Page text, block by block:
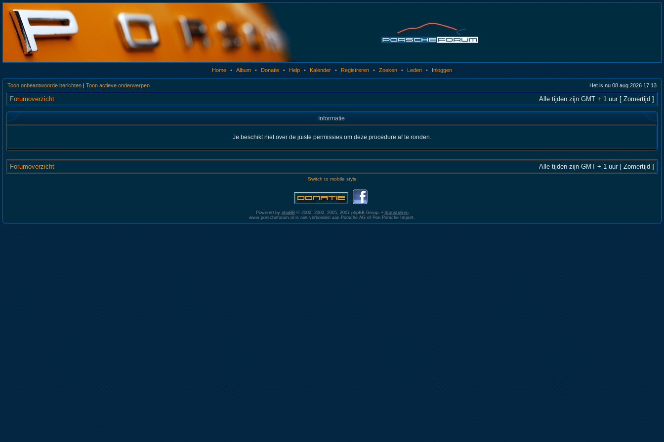
Home • Album • Donatie • Help • Kalender • Registreren • Zoeken • Leden • Inloggen
Toon onbeantwoorde berichten | Toon actieve onderwerpen Het is nu 08 aug 2026 17:13
Forumoverzicht Alle tijden zijn GMT + 1 uur [ Zomertijd ]
Informatie
Je beschikt niet over de juiste permissies om deze procedure af te ronden.
Forumoverzicht Alle tijden zijn GMT + 1 uur [ Zomertijd ]
Switch to mobile style
Powered by phpBB© 2000, 2002, 2005, 2007 phpBB Group. • Statistieken
www.porscheforum.nl is niet verbonden aan Porsche AG of Pon Porsche Import.